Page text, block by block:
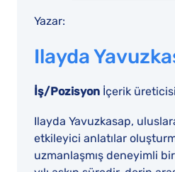
Yazar:
Ilayda
İş/Pozisyon İçerik üreticisi
Ilayda Yavuzkasap,
etkileyici anlatılar
uzmanlaşmış deneyimli